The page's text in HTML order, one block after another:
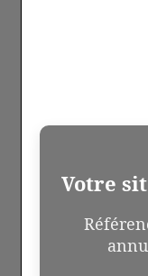
Votre